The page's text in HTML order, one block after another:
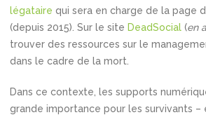
légataire qui sera en charge de la page
(depuis 2015). Sur le site DeadSocial (en
trouver des ressources sur le
dans le cadre de la mort.
Dans ce contexte, les supports
grande importance pour les survivants –